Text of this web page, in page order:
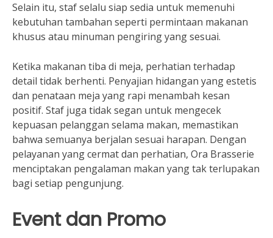
Selain itu, staf selalu siap sedia untuk memenuhi
kebutuhan tambahan seperti permintaan makanan
khusus atau minuman pengiring yang sesuai.
Ketika makanan tiba di meja, perhatian terhadap
detail tidak berhenti. Penyajian hidangan yang estetis
dan penataan meja yang rapi menambah kesan
positif. Staf juga tidak segan untuk mengecek
kepuasan pelanggan selama makan, memastikan
bahwa semuanya berjalan sesuai harapan. Dengan
pelayanan yang cermat dan perhatian, Ora Brasserie
menciptakan pengalaman makan yang tak terlupakan
bagi setiap pengunjung.
Event dan Promo